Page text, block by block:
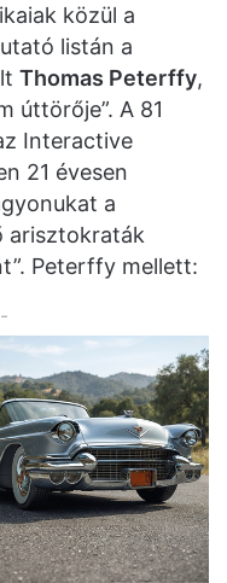
közül a
listán a
Thomas Peterffy,
úttörője”. A 81
Interactive
21 évesen
a
arisztokraták
Peterffy mellett: